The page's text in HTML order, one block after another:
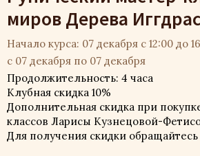
миров Дерева
Начало курса: 07 декабря с 12:00 до
с 07 декабря по 07 декабря
Продолжительность: 4 часа
Клубная скидка 10%
Дополнительная скидка при
классов Ларисы Кузнецовой-
Для получения скидки обращайтесь